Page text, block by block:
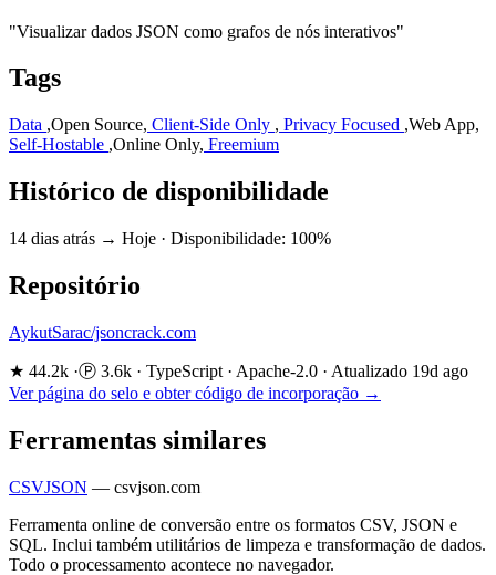
"Visualizar dados JSON como grafos de nós interativos"
Tags
Data ,Open Source, Client-Side Only , Privacy Focused ,Web App,
Self-Hostable ,Online Only, Freemium
Histórico de disponibilidade
14 dias atrás → Hoje · Disponibilidade: 100%
Repositório
AykutSarac/jsoncrack.com
★ 44.2k ·Ⓟ 3.6k · TypeScript · Apache-2.0 · Atualizado 19d ago
Ver página do selo e obter código de incorporação →
Ferramentas similares
CSVJSON — csvjson.com
Ferramenta online de conversão entre os formatos CSV, JSON e
SQL. Inclui também utilitários de limpeza e transformação de dados.
Todo o processamento acontece no navegador.